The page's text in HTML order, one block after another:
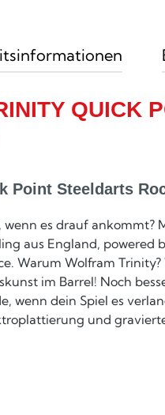
QUICK
Point Steeldarts
es drauf
aus England,
Warum Wolfram
im Barrel! Noch
wenn dein Spiel es
und